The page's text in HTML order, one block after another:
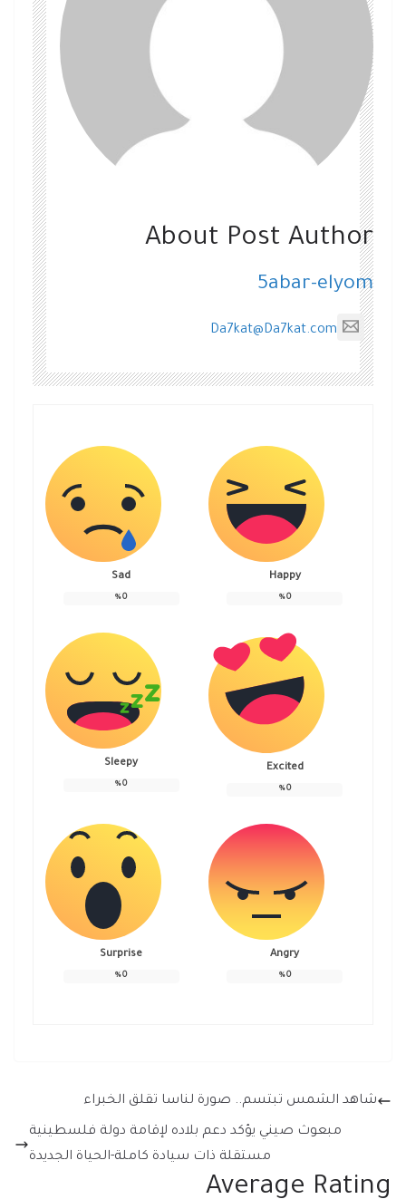
About Post Author
5abar-elyom
Da7kat@Da7kat.com
Happy
0
%
Sad
0
%
Excited
0
%
Sleepy
0
%
Angry
0
%
Surprise
0
%
شاهد الشمس تبتسم.. صورة لناسا تقلق الخبراء
مبعوث صيني يؤكد دعم بلاده لإقامة دولة فلسطينية
مستقلة ذات سيادة كاملة-الحياة الجديدة
Average Rating